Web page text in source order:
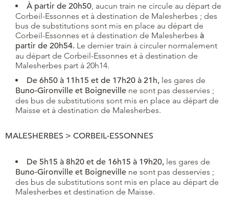
À partir de 20h50, aucun train ne circule au départ de
Corbeil-Essonnes et à destination de Malesherbes ; des
bus de substitutions sont mis en place au départ de
Corbeil-Essonnes et à destination de Malesherbes à
partir de 20h54. Le dernier train à circuler normalement
au départ de Corbeil-Essonnes et à destination de
Malesherbes part à 20h14.
De 6h50 à 11h15 et de 17h20 à 21h, les gares de
Buno-Gironville et Boigneville ne sont pas desservies ;
des bus de substitutions sont mis en place au départ de
Maisse et à destination de Malesherbes.
MALESHERBES > CORBEIL-ESSONNES
De 5h15 à 8h20 et de 16h15 à 19h20, les gares de
Buno-Gironville et Boigneville ne sont pas desservies ;
des bus de substitutions sont mis en place au départ de
Malesherbes et destination de Maisse.